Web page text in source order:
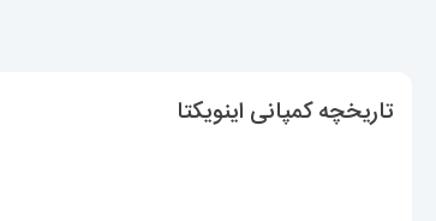
تاریخچه کمپانی اینویکتا